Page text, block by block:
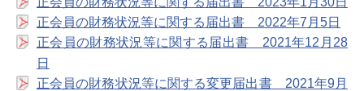
正会員の財務状況等に関する届出書 2022年7月5日
正会員の財務状況等に関する届出書 2021年12月28
日
正会員の財務状況等に関する変更届出書 2021年9月